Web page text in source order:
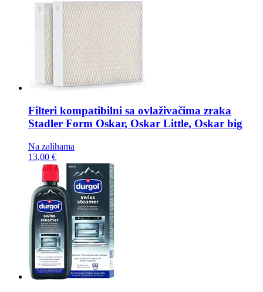
Filteri kompatibilni sa ovlaživačima zraka
Stadler Form Oskar, Oskar Little, Oskar big
Na zalihama
13,00 €